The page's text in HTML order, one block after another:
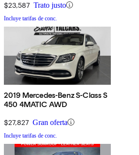
$23,587 Trato justo
Incluye tarifas de conc.
2019 Mercedes-Benz S-Class S
450 4MATIC AWD
$27,827 Gran oferta
Incluye tarifas de conc.